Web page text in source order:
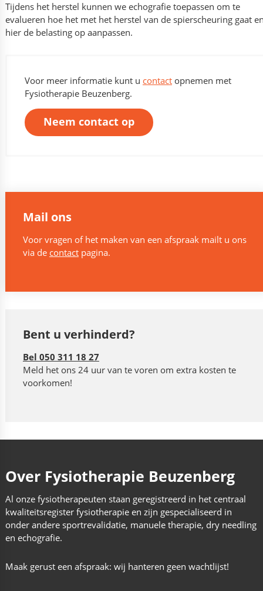
Tijdens het herstel kunnen we echografie toepassen om te
evalueren hoe het met het herstel van de spierscheuring gaat
hier de belasting op aanpassen.
Voor meer informatie kunt u contactopnemen met
Fysiotherapie Beuzenberg.
Neem contact op
Mail ons
Voor vragen of het maken van een afspraak mailt u ons
via de contactpagina.
Bent u verhinderd?
Bel 050 311 18 27
Meld het ons 24 uur van te voren om extra kosten te
voorkomen!
Over Fysiotherapie Beuzenberg
Al onze fysiotherapeuten staan geregistreerd in het centraal
kwaliteitsregister fysiotherapie en zijn gespecialiseerd in
onder andere sportrevalidatie, manuele therapie, dry needling
en echografie.
Maak gerust een afspraak: wij hanteren geen wachtlijst!